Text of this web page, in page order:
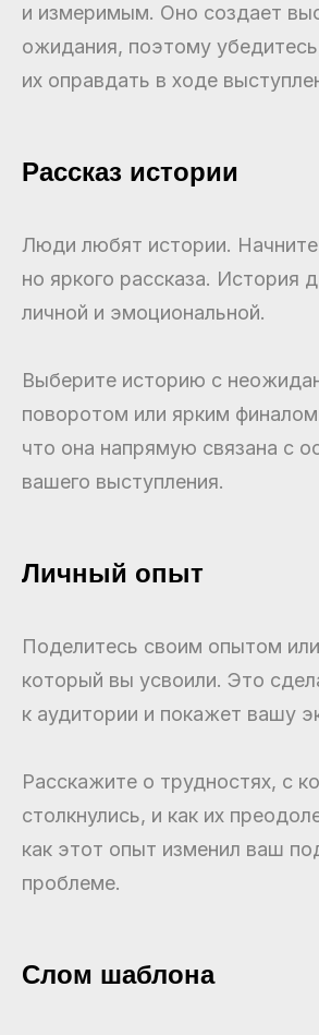
и измеримым. Оно создает
ожидания, поэтому
их оправдать в ходе
Рассказ истории
Люди любят истории. Начните
но яркого рассказа. История
личной и эмоциональной.
Выберите историю с
поворотом или ярким
что она напрямую связана с
вашего выступления.
Личный опыт
Поделитесь своим опытом
который вы усвоили. Это
к аудитории и покажет вашу
Расскажите о трудностях, с
столкнулись, и как их
как этот опыт изменил ваш
проблеме.
Слом шаблона